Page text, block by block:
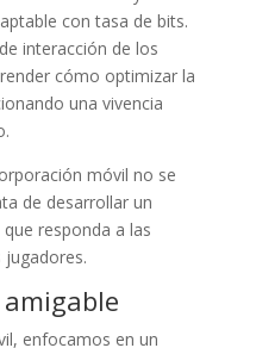
con tasa de bits.
interacción de los
cómo optimizar la
una vivencia
móvil no se
de desarrollar un
responda a las
jugadores.
enfocamos en un